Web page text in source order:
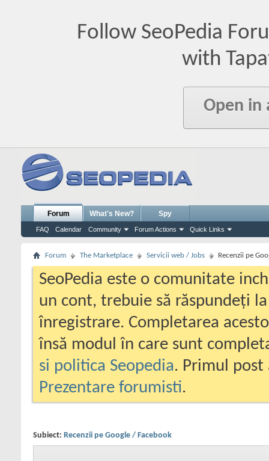
Follow SeoPedia
with
Open in
Forum
FAQ Calendar Community Forum Actions Quick Links
What's New? Spy
Forum The Marketplace Servicii web / Jobs Recenzii pe
SeoPedia este o comunitate
un cont, trebuie să răspundeți
înregistrare. Completarea
însă modul în care sunt
si politica Seopedia. Primul
Prezentare forumisti.
Subiect: Recenzii pe Google / Facebook